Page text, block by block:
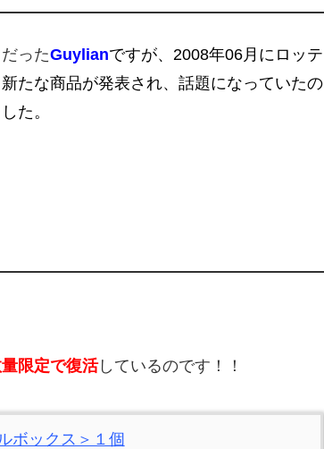
ったGuylianですが、2008年06月にロッテ
たな商品が発表され、話題になっていたの
た。
限定で復活しているのです！！
ボックス＞１個